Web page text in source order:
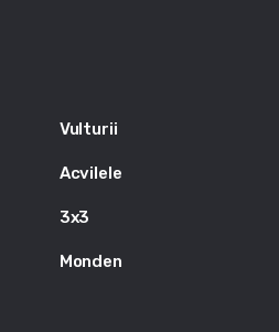
Vulturii
Acvilele
3x3
Monden